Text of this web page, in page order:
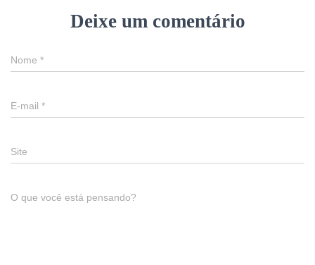
Deixe um comentário
Nome *
E-mail *
Site
O que você está pensando?